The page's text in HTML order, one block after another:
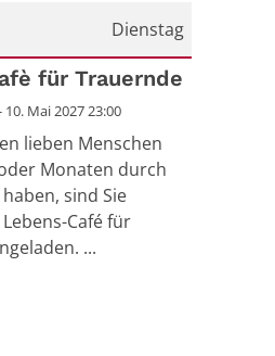
Dienstag
2026für Trauernde
10. Mai 2027 23:00
lieben Menschen
Monaten durch
sind Sie
Café für
...